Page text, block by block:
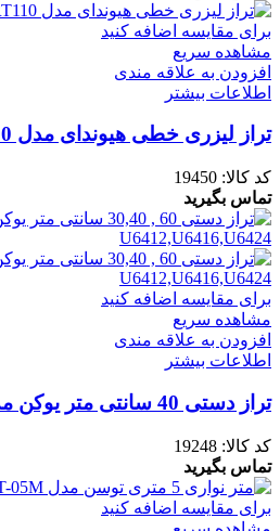
برای مقایسه اضافه کنید
مشاهده سریع
افزودن به علاقه مندی
اطلاعات بیشتر
تراز لیزری خطی هیوندای مدل SMART110
کد کالا: 19450
تماس بگیرید
برای مقایسه اضافه کنید
مشاهده سریع
افزودن به علاقه مندی
اطلاعات بیشتر
تراز دستی 40 سانتی متر یوکن مدل U6416
کد کالا: 19248
تماس بگیرید
برای مقایسه اضافه کنید